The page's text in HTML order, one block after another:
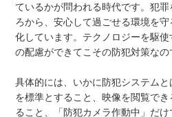
ているかが問われる時代です。犯
ろから、安心して過ごせる環境を
化しています。テクノロジーを駆
の配慮ができてこその防犯対策なの
具体的には、いかに防犯システム
を標準とすること、映像を閲覧で
ること、「防犯カメラ作動中」だ